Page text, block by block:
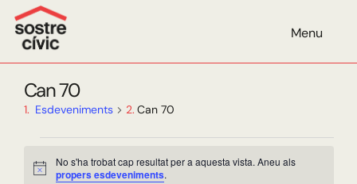
Menu
Can 70
Esdeveniments Can 70
Avís
No s'ha trobat cap resultat per a aquesta vista. Aneu als
propers esdeveniments.